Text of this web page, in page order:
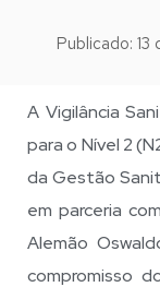
Publicado: 13
A Vigilância
para o Nível 2
da Gestão
em parceria
Alemão
compromisso